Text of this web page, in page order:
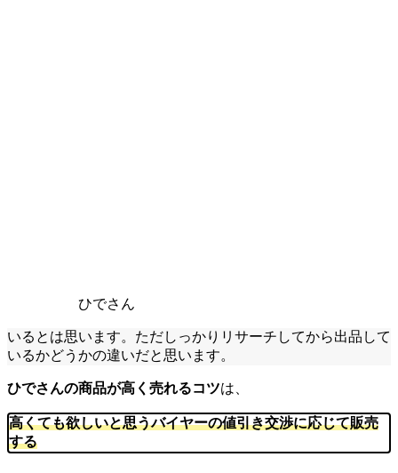
ひでさん
いるとは思います。ただしっかりリサーチしてから出品して
いるかどうかの違いだと思います。
ひでさんの商品が高く売れるコツは、
高くても欲しいと思うバイヤーの値引き交渉に応じて販売
する